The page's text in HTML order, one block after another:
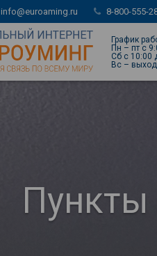
info@euroaming.ru 8-800-555-
График
Пн – пт с
Сб с 10:00
Вс –
Пункты